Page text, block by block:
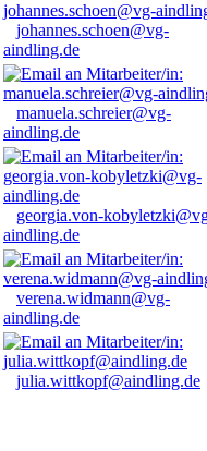
johannes.schoen@vg-
aindling.de
manuela.schreier@vg-
aindling.de
georgia.von-
aindling.de
verena.widmann@vg-
aindling.de
julia.wittkopf@aindling.de